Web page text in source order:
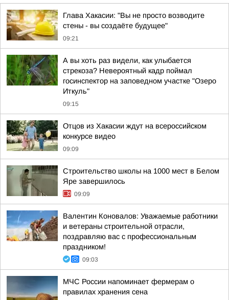
Глава Хакасии: "Вы не просто возводите
стены - вы создаёте будущее"
09:21
А вы хоть раз видели, как улыбается
стрекоза? Невероятный кадр поймал
госинспектор на заповедном участке "Озеро
Иткуль"
09:15
Отцов из Хакасии ждут на всероссийском
конкурсе видео
09:09
Строительство школы на 1000 мест в Белом
Яре завершилось
09:09
Валентин Коновалов: Уважаемые работники
и ветераны строительной отрасли,
поздравляю вас с профессиональным
праздником!
09:03
МЧС России напоминает фермерам о
правилах хранения сена